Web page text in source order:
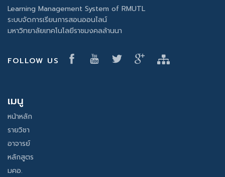
Learning Management System of RMUTL
ระบบจัดการเรียนการสอนออนไลน์
มหาวิทยาลัยเทคโนโลยีราชมงคลล้านนา
FOLLOW US
เมนู
หน้าหลัก
รายวิชา
อาจารย์
หลักสูตร
มคอ.